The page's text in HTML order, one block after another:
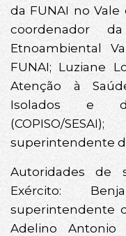
da FUNAI no Vale
coordenador
Etnoambiental
FUNAI; Luziane
Atenção à
Isolados e
(COPISO/
superintendente
Autoridades de
Exército:
superintendente
Adelino Antonio